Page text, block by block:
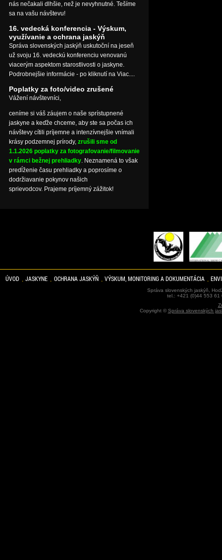
nás nečakali dlhšie, než je nevyhnutné. Tešíme
sa na vašu návštevu!
16. vedecká konferencia - Výskum,
využívanie a ochrana jaskýň
Správa slovenských jaskýň uskutoční na jeseň
už svoju 16. vedeckú konferenciu venovanú
viacerým aspektom starostlivosti o jaskyne.
Podrobnejšie informácie - po kliknutí na Viac....
Poplatky za foto/video zrušené
Vážení návštevníci,
ceníme si váš záujem o naše sprístupnené
jaskyne a keďže chceme, aby ste sa počas ich
návštevy cítili príjemne a intenzívnejšie vnímali
krásy podzemnej prírody, zrušili sme od
1.1.2026 poplatky za fotografovanie/filmovanie
v rámci bežnej prehliadky. Neznamená to však
predĺženie času prehliadky a poprosíme o
dodržiavanie pokynov našich
sprievodcov. Prajeme príjemný zážitok!
ÚVOD JASKYNE OCHRANA JASKÝŇ VÝSKUM, MONITORING A DOKUMENTÁCIA
Správa slovenských jaskýň,
tel.: +421 (0)44 553
Copyright ©Správa slovenských